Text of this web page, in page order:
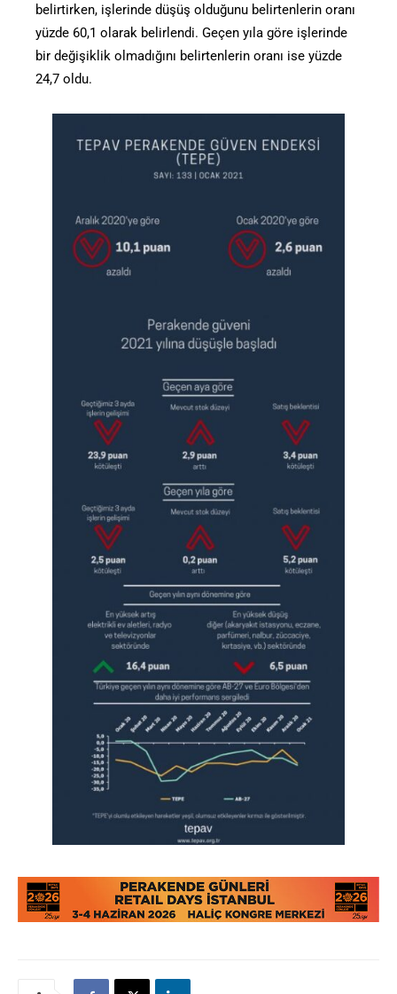
belirtirken, işlerinde düşüş olduğunu belirtenlerin oranı
yüzde 60,1 olarak belirlendi. Geçen yıla göre işlerinde
bir değişiklik olmadığını belirtenlerin oranı ise yüzde
24,7 oldu.